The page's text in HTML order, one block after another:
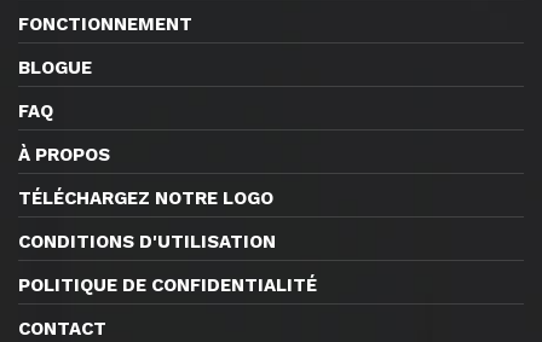
FONCTIONNEMENT
BLOGUE
FAQ
À PROPOS
TÉLÉCHARGEZ NOTRE LOGO
CONDITIONS D'UTILISATION
POLITIQUE DE CONFIDENTIALITÉ
CONTACT